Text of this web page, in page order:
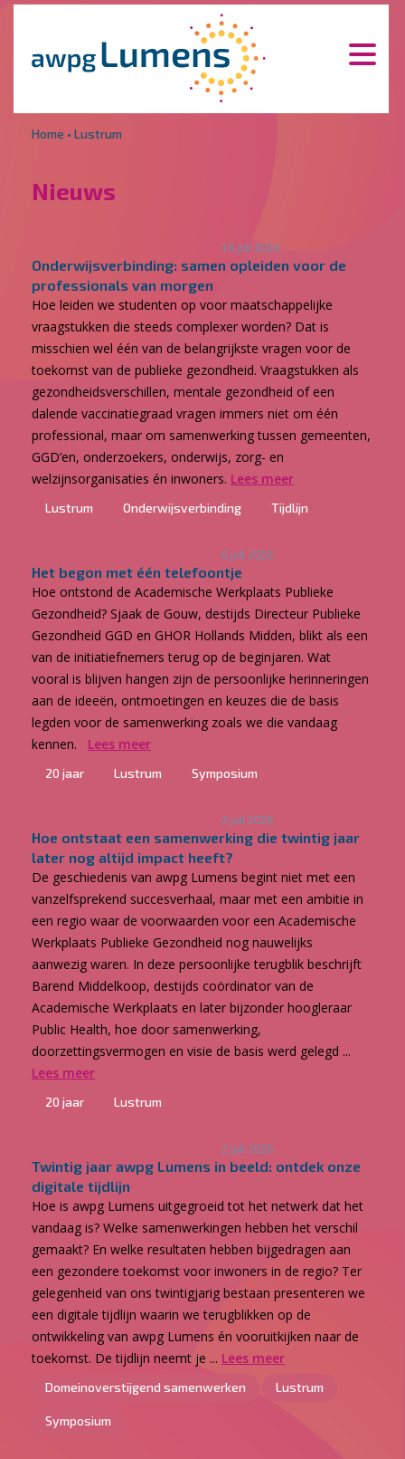
Home • Lustrum
Nieuws
16 juli 2026
Onderwijsverbinding: samen opleiden voor de
professionals van morgen
Hoe leiden we studenten op voor maatschappelijke
vraagstukken die steeds complexer worden? Dat is
misschien wel één van de belangrijkste vragen voor de
toekomst van de publieke gezondheid. Vraagstukken als
gezondheidsverschillen, mentale gezondheid of een
dalende vaccinatiegraad vragen immers niet om één
professional, maar om samenwerking tussen gemeenten,
GGD’en, onderzoekers, onderwijs, zorg- en
welzijnsorganisaties én inwoners. Lees meer
Lustrum Onderwijsverbinding Tijdlijn
6 juli 2026
Het begon met één telefoontje
Hoe ontstond de Academische Werkplaats Publieke
Gezondheid? Sjaak de Gouw, destijds Directeur Publieke
Gezondheid GGD en GHOR Hollands Midden, blikt als een
van de initiatiefnemers terug op de beginjaren. Wat
vooral is blijven hangen zijn de persoonlijke herinneringen
aan de ideeën, ontmoetingen en keuzes die de basis
legden voor de samenwerking zoals we die vandaag
kennen. Lees meer
20 jaar Lustrum Symposium
2 juli 2026
Hoe ontstaat een samenwerking die twintig jaar
later nog altijd impact heeft?
De geschiedenis van awpg Lumens begint niet met een
vanzelfsprekend succesverhaal, maar met een ambitie in
een regio waar de voorwaarden voor een Academische
Werkplaats Publieke Gezondheid nog nauwelijks
aanwezig waren. In deze persoonlijke terugblik beschrijft
Barend Middelkoop, destijds coördinator van de
Academische Werkplaats en later bijzonder hoogleraar
Public Health, hoe door samenwerking,
doorzettingsvermogen en visie de basis werd gelegd ...
Lees meer
20 jaar Lustrum
2 juli 2026
Twintig jaar awpg Lumens in beeld: ontdek onze
digitale tijdlijn
Hoe is awpg Lumens uitgegroeid tot het netwerk dat het
vandaag is? Welke samenwerkingen hebben het verschil
gemaakt? En welke resultaten hebben bijgedragen aan
een gezondere toekomst voor inwoners in de regio? Ter
gelegenheid van ons twintigjarig bestaan presenteren we
een digitale tijdlijn waarin we terugblikken op de
ontwikkeling van awpg Lumens én vooruitkijken naar de
toekomst. De tijdlijn neemt je ... Lees meer
Domeinoverstijgend samenwerken Lustrum
Symposium